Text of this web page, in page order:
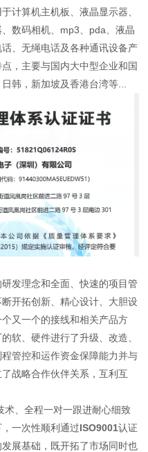
计算机主机板、液晶显示器、
数码相机、mp3、pda、液晶
、无绳电话及各种通讯设备产
，主要与国内大中型企业和国
韩，新加坡及香港台湾等...
发理念和全面、快速的项目管
开拓创新、精心设计、大胆设
又一个的接线和相关产品方
软、硬件进行了升级、改造、
管控和运作资金保障能力并与
战略合作伙伴关系，互利互
术、全程一对一跟进耐心细致
一次性顺利通过ISO9001认证
展基础，既开拓了市场同时也